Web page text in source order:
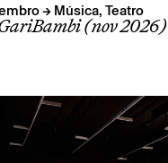
→ Música, Teatro
(nov 2026)